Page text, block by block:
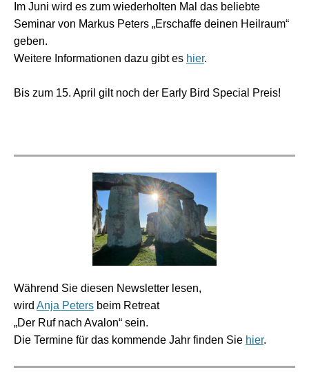
Im Juni wird es zum wiederholten Mal das beliebte
Seminar von Markus Peters „Erschaffe deinen Heilraum“
geben.
Weitere Informationen dazu gibt es hier.
Bis zum 15. April gilt noch der Early Bird Special Preis!
Während Sie diesen Newsletter lesen,
wird Anja Peters beim Retreat
„Der Ruf nach Avalon“ sein.
Die Termine für das kommende Jahr finden Sie hier.